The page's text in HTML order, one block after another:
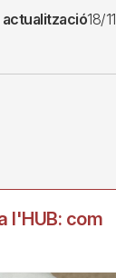
actualització18/
l'HUB: com